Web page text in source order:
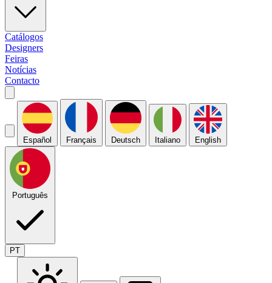
Catálogos
Designers
Feiras
Notícias
Contacto
Español Français Deutsch Italiano English
Português
PT